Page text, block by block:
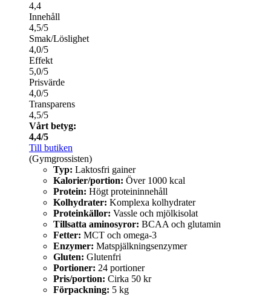
4,4
Innehåll
4,5/5
Smak/Löslighet
4,0/5
Effekt
5,0/5
Prisvärde
4,0/5
Transparens
4,5/5
Vårt betyg:
4,4/5
Till butiken
(Gymgrossisten)
Typ: Laktosfri gainer
Kalorier/portion: Över 1000 kcal
Protein: Högt proteininnehåll
Kolhydrater: Komplexa kolhydrater
Proteinkällor: Vassle och mjölkisolat
Tillsatta aminosyror: BCAA och glutamin
Fetter: MCT och omega-3
Enzymer: Matspjälkningsenzymer
Gluten: Glutenfri
Portioner: 24 portioner
Pris/portion: Cirka 50 kr
Förpackning: 5 kg